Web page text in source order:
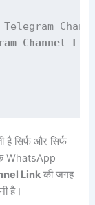
Channel
सिर्फ और सिर्फ
WhatsApp
Link की जगह
है।